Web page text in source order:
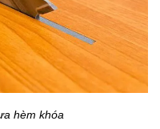
hèm khóa